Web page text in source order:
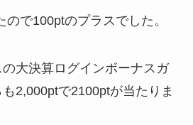
で100ptのプラスでした。
大決算ログインボーナスガ
2,000ptで2100ptが当たりま